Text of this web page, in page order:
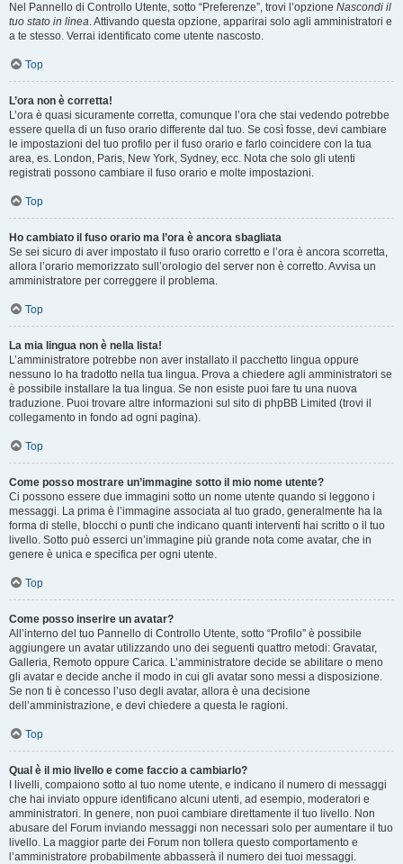
Nel Pannello di Controllo Utente, sotto “Preferenze”, trovi l’opzione Nascondi il
tuo stato in linea. Attivando questa opzione, apparirai solo agli amministratori e
a te stesso. Verrai identificato come utente nascosto.
Top
L’ora non è corretta!
L’ora è quasi sicuramente corretta, comunque l’ora che stai vedendo potrebbe
essere quella di un fuso orario differente dal tuo. Se così fosse, devi cambiare
le impostazioni del tuo profilo per il fuso orario e farlo coincidere con la tua
area, es. London, Paris, New York, Sydney, ecc. Nota che solo gli utenti
registrati possono cambiare il fuso orario e molte impostazioni.
Top
Ho cambiato il fuso orario ma l’ora è ancora sbagliata
Se sei sicuro di aver impostato il fuso orario corretto e l’ora è ancora scorretta,
allora l’orario memorizzato sull’orologio del server non è corretto. Avvisa un
amministratore per correggere il problema.
Top
La mia lingua non è nella lista!
L’amministratore potrebbe non aver installato il pacchetto lingua oppure
nessuno lo ha tradotto nella tua lingua. Prova a chiedere agli amministratori se
è possibile installare la tua lingua. Se non esiste puoi fare tu una nuova
traduzione. Puoi trovare altre informazioni sul sito di phpBB Limited (trovi il
collegamento in fondo ad ogni pagina).
Top
Come posso mostrare un’immagine sotto il mio nome utente?
Ci possono essere due immagini sotto un nome utente quando si leggono i
messaggi. La prima è l’immagine associata al tuo grado, generalmente ha la
forma di stelle, blocchi o punti che indicano quanti interventi hai scritto o il tuo
livello. Sotto può esserci un’immagine più grande nota come avatar, che in
genere è unica e specifica per ogni utente.
Top
Come posso inserire un avatar?
All’interno del tuo Pannello di Controllo Utente, sotto “Profilo” è possibile
aggiungere un avatar utilizzando uno dei seguenti quattro metodi: Gravatar,
Galleria, Remoto oppure Carica. L’amministratore decide se abilitare o meno
gli avatar e decide anche il modo in cui gli avatar sono messi a disposizione.
Se non ti è concesso l’uso degli avatar, allora è una decisione
dell’amministrazione, e devi chiedere a questa le ragioni.
Top
Qual è il mio livello e come faccio a cambiarlo?
I livelli, compaiono sotto al tuo nome utente, e indicano il numero di messaggi
che hai inviato oppure identificano alcuni utenti, ad esempio, moderatori e
amministratori. In genere, non puoi cambiare direttamente il tuo livello. Non
abusare del Forum inviando messaggi non necessari solo per aumentare il tuo
livello. La maggior parte dei Forum non tollera questo comportamento e
l’amministratore probabilmente abbasserà il numero dei tuoi messaggi.